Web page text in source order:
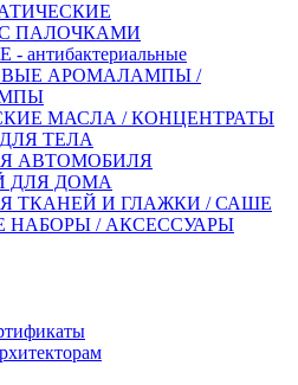
ПАЛОЧКАМИ
АРОМАЛАМПЫ /
МАСЛА / КОНЦЕНТРАТЫ
ТЕЛА
АВТОМОБИЛЯ
ДЛЯ ДОМА
ТКАНЕЙ И ГЛАЖКИ / САШЕ
НАБОРЫ / АКСЕССУАРЫ